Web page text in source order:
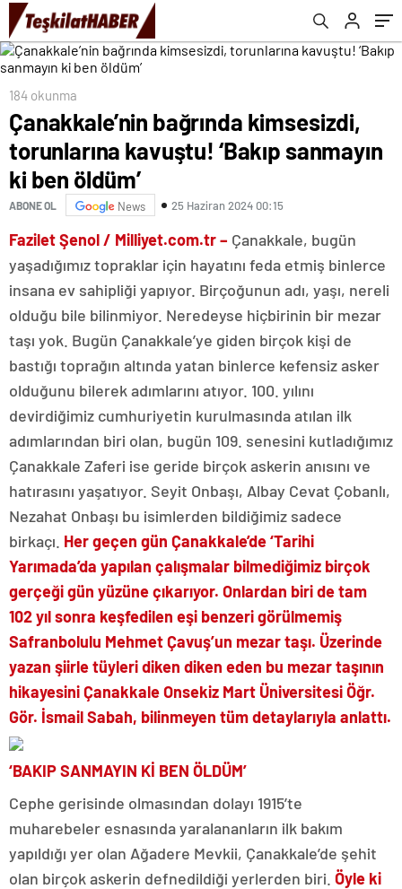
öldüm’
184 okunma
Çanakkale’nin bağrında kimsesizdi,
torunlarına kavuştu! ‘Bakıp sanmayın
ki ben öldüm’
ABONE OL News 25 Haziran 2024 00:15
Fazilet Şenol / Milliyet.com.tr – Çanakkale, bugün
yaşadığımız topraklar için hayatını feda etmiş binlerce
insana ev sahipliği yapıyor. Birçoğunun adı, yaşı, nereli
olduğu bile bilinmiyor. Neredeyse hiçbirinin bir mezar
taşı yok. Bugün Çanakkale’ye giden birçok kişi de
bastığı toprağın altında yatan binlerce kefensiz asker
olduğunu bilerek adımlarını atıyor. 100. yılını
devirdiğimiz cumhuriyetin kurulmasında atılan ilk
adımlarından biri olan, bugün 109. senesini kutladığımız
Çanakkale Zaferi ise geride birçok askerin anısını ve
hatırasını yaşatıyor. Seyit Onbaşı, Albay Cevat Çobanlı,
Nezahat Onbaşı bu isimlerden bildiğimiz sadece
birkaçı. Her geçen gün Çanakkale’de ‘Tarihi
Yarımada’da yapılan çalışmalar bilmediğimiz birçok
gerçeği gün yüzüne çıkarıyor. Onlardan biri de tam
102 yıl sonra keşfedilen eşi benzeri görülmemiş
Safranbolulu Mehmet Çavuş’un mezar taşı. Üzerinde
yazan şiirle tüyleri diken diken eden bu mezar taşının
hikayesini Çanakkale Onsekiz Mart Üniversitesi Öğr.
Gör. İsmail Sabah, bilinmeyen tüm detaylarıyla anlattı.
‘BAKIP SANMAYIN Kİ BEN ÖLDÜM’
Cephe gerisinde olmasından dolayı 1915’te
muharebeler esnasında yaralananların ilk bakım
yapıldığı yer olan Ağadere Mevkii, Çanakkale’de şehit
olan birçok askerin defnedildiği yerlerden biri. Öyle ki